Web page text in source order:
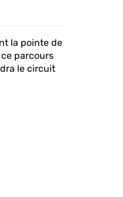
la pointe de
parcours
le circuit